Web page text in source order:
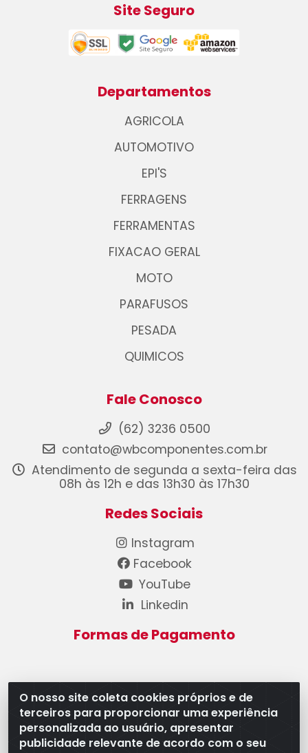
O nosso site coleta cookies próprios e de
terceiros para proporcionar uma experiência
personalizada ao usuário, apresentar
publicidade relevante de acordo com o seu
Site Seguro
Departamentos
AGRICOLA
AUTOMOTIVO
EPI'S
FERRAGENS
FERRAMENTAS
FIXACAO GERAL
MOTO
PARAFUSOS
PESADA
QUIMICOS
Fale Conosco
(62) 3236 0500
contato@wbcomponentes.com.br
Atendimento de segunda a sexta-feira das
08h às 12h e das 13h30 às 17h30
Redes Sociais
Instagram
Facebook
YouTube
Linkedin
Formas de Pagamento
WB Componentes Automotivos LTDA - CNPJ
08.528.393/0001-12 - Rua do Níquel, 667 - Parque
Oeste Industrial, Goiânia/GO - CEP 74375-660